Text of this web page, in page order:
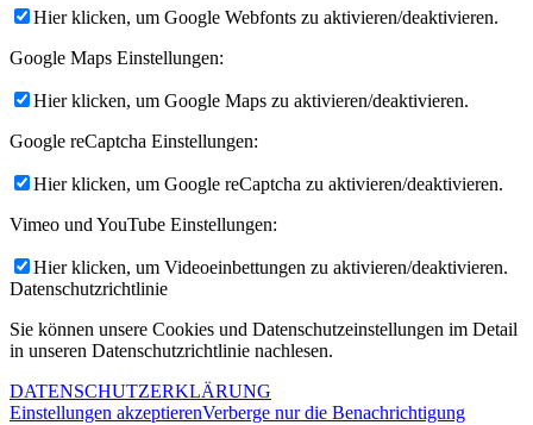
Hier klicken, um Google Webfonts zu aktivieren/deaktivieren.
Google Maps Einstellungen:
Hier klicken, um Google Maps zu aktivieren/deaktivieren.
Google reCaptcha Einstellungen:
Hier klicken, um Google reCaptcha zu aktivieren/deaktivieren.
Vimeo und YouTube Einstellungen:
Hier klicken, um Videoeinbettungen zu aktivieren/deaktivieren.
Datenschutzrichtlinie
Sie können unsere Cookies und Datenschutzeinstellungen im Detail
in unseren Datenschutzrichtlinie nachlesen.
DATENSCHUTZERKLÄRUNG
Einstellungen akzeptierenVerberge nur die Benachrichtigung